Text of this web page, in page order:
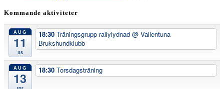
Kommande aktiviteter
AUG
11
tis
18:30 Träningsgrupp rallylydnad @ Vallentuna
Brukshundklubb
AUG
13
18:30 Torsdagsträning